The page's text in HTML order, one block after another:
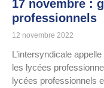
17 novembre :
professionnels
12 novembre 2022
L’intersyndicale
les lycées
lycées professionnels